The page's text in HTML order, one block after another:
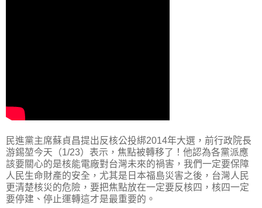
民進黨主席蘇貞昌提出反核公投綁2014年大選，前行政院長
游錫堃今天（1/23）表示，焦點被轉移了！他認為各黨派應
該要關心的是核能電廠對台灣未來的禍害，我們一定要保障
人民生命財產的安全，尤其是日本福島災害之後，台灣人民
更清楚核災的危險，要把焦點放在一定要反核四，核四一定
要停建、停止運轉這才是最重要的。